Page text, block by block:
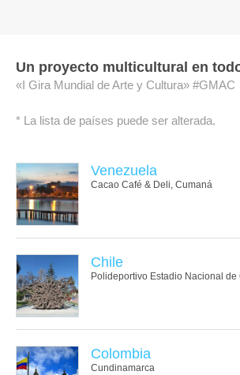
Un proyecto multicultural en
«I Gira Mundial de Arte y Cultura» #GMAC
* La lista de países puede ser alterada.
Venezuela
Cacao Café & Deli, Cumaná
Chile
Polideportivo Estadio Nacional
Colombia
Cundinamarca